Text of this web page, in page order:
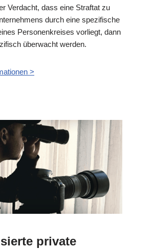
Verdacht, dass eine Straftat zu
durch eine spezifische
Personenkreises vorliegt, dann
überwacht werden.
>
private